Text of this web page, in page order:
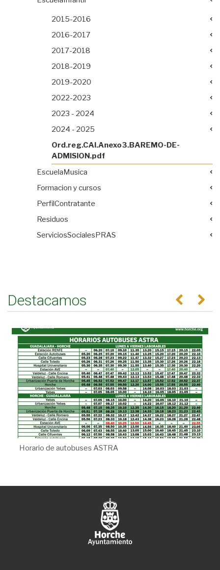
2015-2016
2016-2017
2017-2018
2018-2019
2019-2020
2022-2023
2023 - 2024
2024 - 2025
Ord.reg.CAI.Anexo3.BAREMO-DE-
ADMISION.pdf
EscuelaMusica
Formacion y cursos
PerfilContratante
Residuos
ServiciosSocialesPRAS
Destacamos Anterior
Horario de autobuses ASTRA